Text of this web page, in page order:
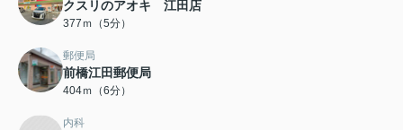
クスリのアオキ 江田店
377ｍ（5分）
郵便局
前橋江田郵便局
404ｍ（6分）
内科